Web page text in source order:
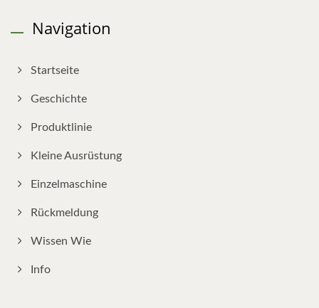
Navigation
Startseite
Geschichte
Produktlinie
Kleine Ausrüstung
Einzelmaschine
Rückmeldung
Wissen Wie
Info